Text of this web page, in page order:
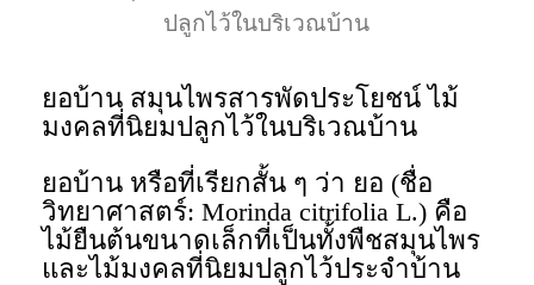
ปลูกไว้ในบริเวณบ้าน
ยอบ้าน สมุนไพรสารพัดประโยชน์ ไม้
มงคลที่นิยมปลูกไว้ในบริเวณบ้าน
ยอบ้าน หรือที่เรียกสั้น ๆ ว่า ยอ (ชื่อ
วิทยาศาสตร์: Morinda citrifolia L.) คือ
ไม้ยืนต้นขนาดเล็กที่เป็นทั้งพืชสมุนไพร
และไม้มงคลที่นิยมปลูกไว้ประจำบ้าน